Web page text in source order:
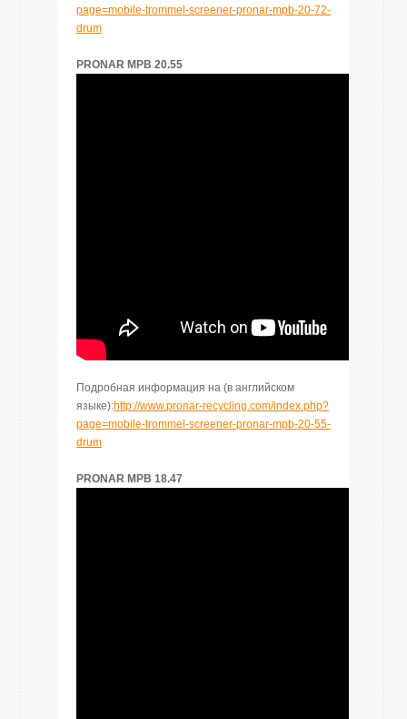
page=mobile-trommel-screener-pronar-mpb-20-72-
drum
PRONAR MPB 20.55
Подробная информация на (в английском
языке):http://www.pronar-recycling.com/index.php?
page=mobile-trommel-screener-pronar-mpb-20-55-
drum
PRONAR MPB 18.47